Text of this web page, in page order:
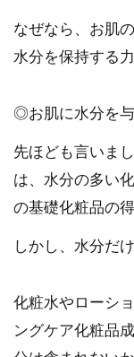
なぜなら、お肌
水分を保持する
◎お肌に水分を
先ほども言いま
は、水分の多い
の基礎化粧品の
しかし、水分だ
化粧水やローシ
ングケア化粧品